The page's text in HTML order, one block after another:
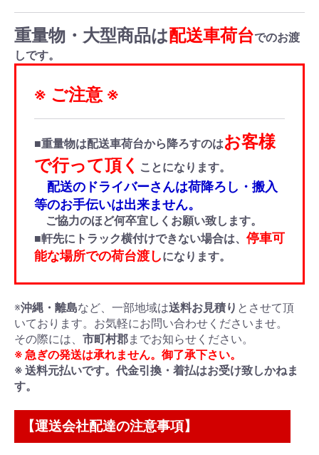
重量物・大型商品は配送車荷台でのお渡
しです。
※ ご注意 ※
■重量物は配送車荷台から降ろすのはお客様
で行って頂く ことになります。
配送のドライバーさんは荷降ろし・搬入
等のお手伝いは出来ません。
ご協力のほど何卒宜しくお願い致します。
■軒先にトラック横付けできない場合は、 停車可
能な場所での荷台渡しになります。
※沖縄・離島など、一部地域は送料お見積り とさせて頂
いております。お気軽にお問い合わせくださいませ。
その際には、 市町村郡までお知らせください。
※ 急ぎの発送は承れません。御了承下さい。
※ 送料元払いです。代金引換・着払はお受け致しかねま
す。
【運送会社配達の注意事項】